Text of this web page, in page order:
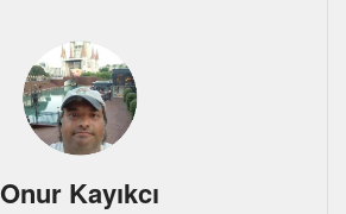
Onur Kayıkcı